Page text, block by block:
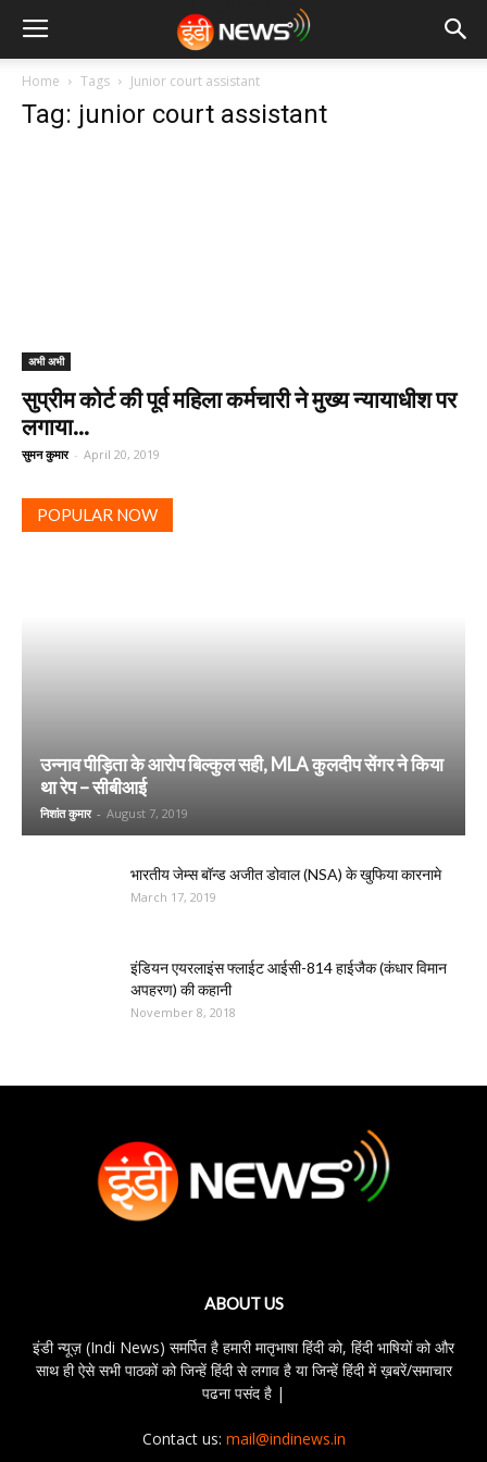
Home Tags Junior court assistant
Tag: junior court assistant
अभी अभी
सुप्रीम कोर्ट की पूर्व महिला कर्मचारी ने मुख्य न्यायाधीश पर
लगाया...
सुमन कुमार - April 20, 2019
POPULAR NOW
उन्नाव पीड़िता के आरोप बिल्कुल सही, MLA कुलदीप सेंगर ने किया
था रेप – सीबीआई
निशांत कुमार - August 7, 2019
भारतीय जेम्स बॉन्ड अजीत डोवाल (NSA) के खुफिया कारनामे
March 17, 2019
इंडियन एयरलाइंस फ्लाईट आईसी-814 हाईजैक (कंधार विमान
अपहरण) की कहानी
November 8, 2018
ABOUT US
इंडी न्यूज़ (Indi News) समर्पित है हमारी मातृभाषा हिंदी को, हिंदी भाषियों को और
साथ ही ऐसे सभी पाठकों को जिन्हें हिंदी से लगाव है या जिन्हें हिंदी में ख़बरें/समाचार
पढना पसंद है |
Contact us: mail@indinews.in